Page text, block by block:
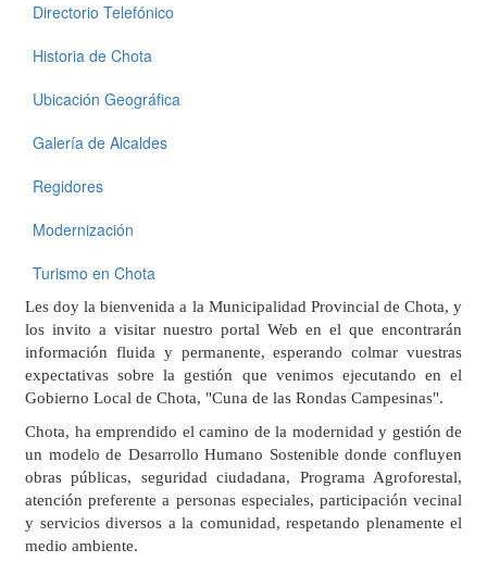
Directorio Telefónico
Historia de Chota
Ubicación Geográfica
Galería de Alcaldes
Regidores
Modernización
Turismo en Chota
Les doy la bienvenida a la Municipalidad Provincial de Chota, y
los invito a visitar nuestro portal Web en el que encontrarán
información fluida y permanente, esperando colmar vuestras
expectativas sobre la gestión que venimos ejecutando en el
Gobierno Local de Chota, "Cuna de las Rondas Campesinas".
Chota, ha emprendido el camino de la modernidad y gestión de
un modelo de Desarrollo Humano Sostenible donde confluyen
obras públicas, seguridad ciudadana, Programa Agroforestal,
atención preferente a personas especiales, participación vecinal
y servicios diversos a la comunidad, respetando plenamente el
medio ambiente.